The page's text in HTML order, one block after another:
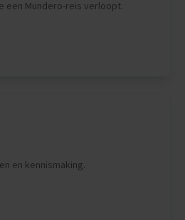
een Mundero-reis verloopt.
en kennismaking.